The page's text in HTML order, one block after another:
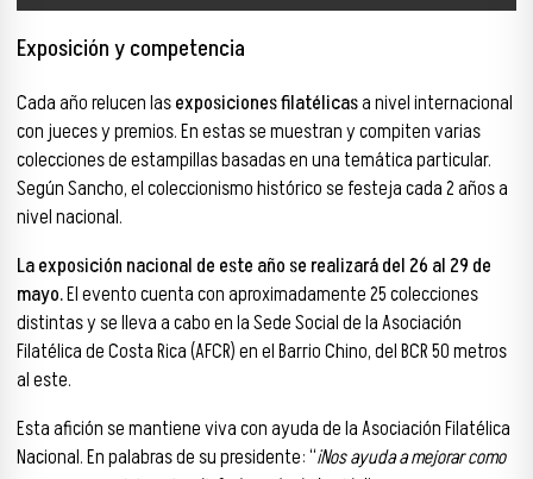
Exposición y competencia
Cada año relucen lasexposiciones filatélicasa nivel internacional
con jueces y premios. En estas se muestran y compiten varias
colecciones de estampillas basadas en una temática particular.
Según Sancho, el coleccionismo histórico se festeja cada 2 años a
nivel nacional.
La exposición nacional de este año se realizará del 26 al 29 de
mayo.El evento cuenta con aproximadamente 25 colecciones
distintas y se lleva a cabo en la Sede Social de la Asociación
Filatélica de Costa Rica (AFCR) en el Barrio Chino, del BCR 50 metros
al este.
Esta afición se mantiene viva con ayuda de la Asociación Filatélica
Nacional. En palabras de su presidente: “¡Nos ayuda a mejorar como